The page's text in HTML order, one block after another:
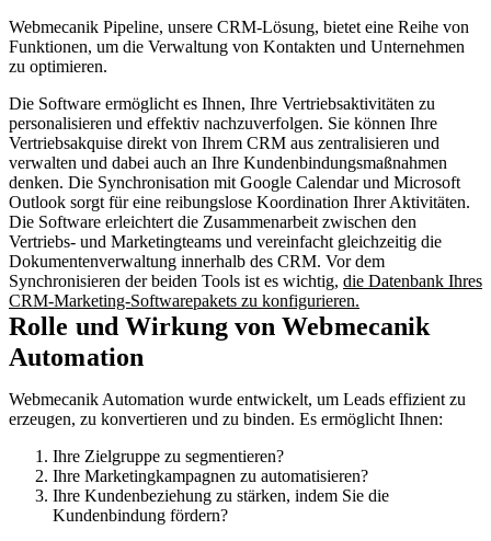
Webmecanik Pipeline, unsere CRM-Lösung, bietet eine Reihe von
Funktionen, um die Verwaltung von Kontakten und Unternehmen
zu optimieren.
Die Software ermöglicht es Ihnen, Ihre Vertriebsaktivitäten zu
personalisieren und effektiv nachzuverfolgen. Sie können Ihre
Vertriebsakquise direkt von Ihrem CRM aus zentralisieren und
verwalten und dabei auch an Ihre Kundenbindungsmaßnahmen
denken. Die Synchronisation mit Google Calendar und Microsoft
Outlook sorgt für eine reibungslose Koordination Ihrer Aktivitäten.
Die Software erleichtert die Zusammenarbeit zwischen den
Vertriebs- und Marketingteams und vereinfacht gleichzeitig die
Dokumentenverwaltung innerhalb des CRM. Vor dem
Synchronisieren der beiden Tools ist es wichtig, die Datenbank Ihres
CRM-Marketing-Softwarepakets zu konfigurieren.
Rolle und Wirkung von Webmecanik
Automation
Webmecanik Automation wurde entwickelt, um Leads effizient zu
erzeugen, zu konvertieren und zu binden. Es ermöglicht Ihnen:
Ihre Zielgruppe zu segmentieren?
Ihre Marketingkampagnen zu automatisieren?
Ihre Kundenbeziehung zu stärken, indem Sie die
Kundenbindung fördern?